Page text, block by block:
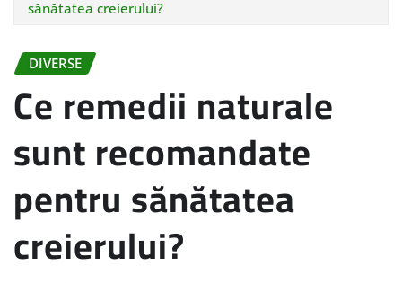
sănătatea creierului?
DIVERSE
Ce remedii naturale
sunt recomandate
pentru sănătatea
creierului?